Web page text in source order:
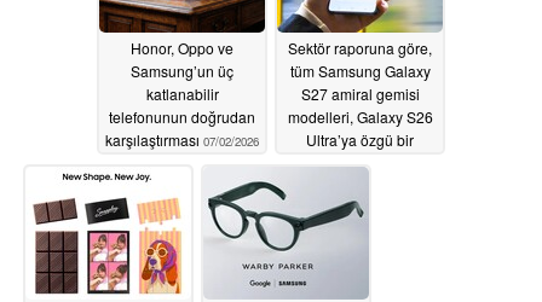
Honor, Oppo ve
Samsung’un üç
katlanabilir
telefonunun doğrudan
karşılaştırması 07/02/2026
Sektör raporuna göre,
tüm Samsung Galaxy
S27 amiral gemisi
modelleri, Galaxy S26
Ultra’ya özgü bir
özelliğe sahip